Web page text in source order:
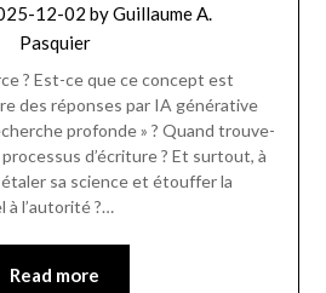
12-02 byGuillaume A.
Pasquier
? Est-ce que ce concept est
des réponses par IA générative
profonde » ? Quand trouve-
d’écriture ? Et surtout, à
étaler sa science et étouffer la
à l’autorité ?…
Read more